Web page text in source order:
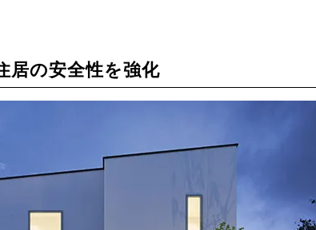
居の安全性を強化